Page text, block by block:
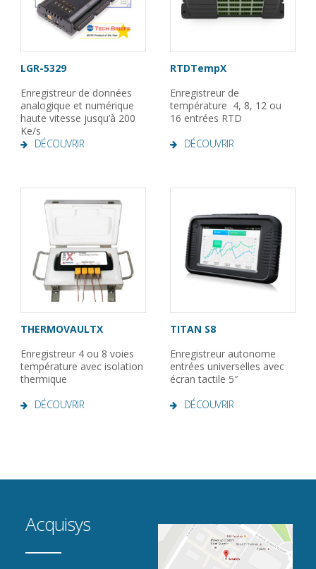
LGR-5329
Enregistreur de données
analogique et numérique
haute vitesse jusqu’à 200
Ke/s
DÉCOUVRIR
RTDTempX
Enregistreur de
température 4, 8, 12 ou
16 entrées RTD
DÉCOUVRIR
THERMOVAULTX
Enregistreur 4 ou 8 voies
température avec isolation
thermique
DÉCOUVRIR
TITAN S8
Enregistreur autonome
entrées universelles avec
écran tactile 5″
DÉCOUVRIR
Acquisys